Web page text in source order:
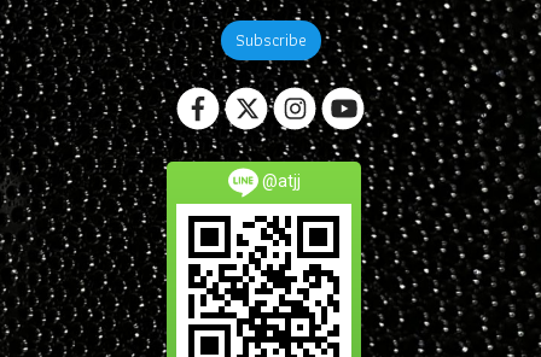
Subscribe
@atjj